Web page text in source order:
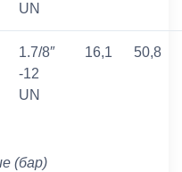
UN
1.7/8″
-12
UN
16,1 50,8
(бар)